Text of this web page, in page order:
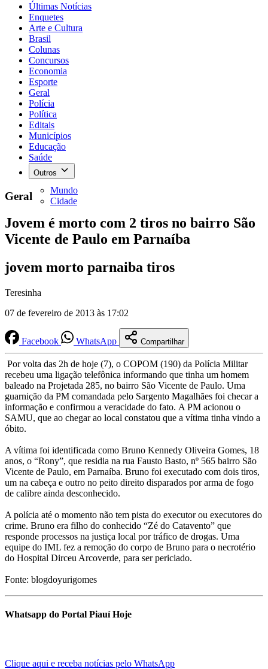
Últimas Notícias
Enquetes
Arte e Cultura
Brasil
Colunas
Concursos
Economia
Esporte
Geral
Polícia
Política
Editais
Municípios
Educação
Saúde
Outros
Mundo
Cidade
Geral
Jovem é morto com 2 tiros no bairro São
Vicente de Paulo em Parnaíba
jovem morto parnaiba tiros
Teresinha
07 de fevereiro de 2013 às 17:02
Facebook WhatsApp Compartilhar
Por volta das 2h de hoje (7), o COPOM (190) da Polícia Militar
recebeu uma ligação telefônica informando que tinha um homem
baleado na Projetada 285, no bairro São Vicente de Paulo. Uma
guarnição da PM comandada pelo Sargento Magalhães foi checar a
informação e confirmou a veracidade do fato. A PM acionou o
SAMU, que ao chegar ao local constatou que a vítima tinha vindo a
óbito.
A vítima foi identificada como Bruno Kennedy Oliveira Gomes, 18
anos, o “Rony”, que residia na rua Fausto Basto, nº 565 bairro São
Vicente de Paulo, em Parnaíba. Bruno foi executado com dois tiros,
um na cabeça e outro no peito direito disparados por arma de fogo
de calibre ainda desconhecido.
A polícia até o momento não tem pista do executor ou executores do
crime. Bruno era filho do conhecido “Zé do Catavento” que
responde processos na justiça local por tráfico de drogas. Uma
equipe do IML fez a remoção do corpo de Bruno para o necrotério
do Hospital Dirceu Arcoverde, para ser periciado.
Fonte: blogdoyurigomes
Whatsapp do Portal Piauí Hoje
Clique aqui e receba notícias pelo WhatsApp